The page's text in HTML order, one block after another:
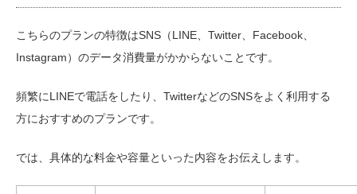
こちらのプランの特徴はSNS（LINE、Twitter、Facebook、
Instagram）のデータ消費量がかからないことです。
頻繁にLINEで電話をしたり、TwitterなどのSNSをよく利用する
方におすすめのプランです。
では、具体的な料金や容量といった内容をお伝えします。